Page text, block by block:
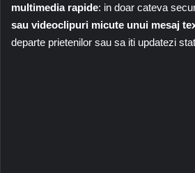
multimedia rapide: in doar cateva
sau videoclipuri micute unui mesaj
departe prietenilor sau sa iti updatezi